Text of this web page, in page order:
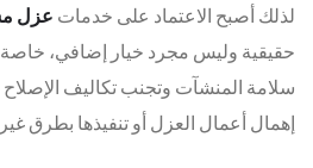
لذلك أصبح الاعتماد على خدمات عزل
حقيقية وليس مجرد خيار إضافي،
سلامة المنشآت وتجنب تكاليف الإصلاح
إهمال أعمال العزل أو تنفيذها بطرق